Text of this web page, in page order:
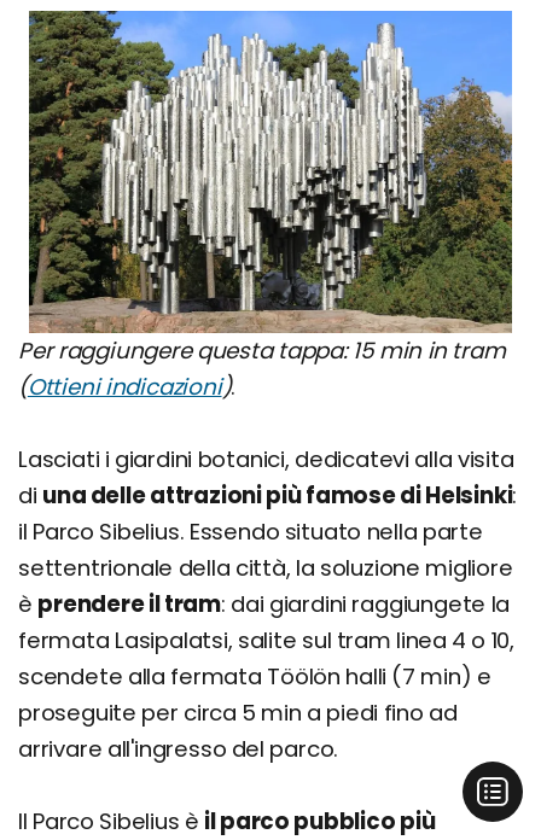
Per raggiungere questa tappa: 15 min in tram
(Ottieni indicazioni).
Lasciati i giardini botanici, dedicatevi alla visita
di una delle attrazioni più famose di Helsinki:
il Parco Sibelius. Essendo situato nella parte
settentrionale della città, la soluzione migliore
è prendere il tram: dai giardini raggiungete la
fermata Lasipalatsi, salite sul tram linea 4 o 10,
scendete alla fermata Töölön halli (7 min) e
proseguite per circa 5 min a piedi fino ad
arrivare all'ingresso del parco.
Il Parco Sibelius è il parco pubblico più